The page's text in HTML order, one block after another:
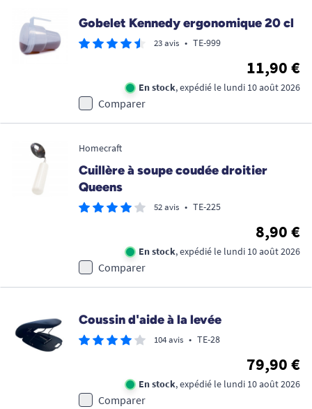
Gobelet Kennedy ergonomique 20 cl
23 avis • TE-999
11,90 €
En stock, expédié le lundi 10 août 2026
Comparer
Homecraft
Cuillère à soupe coudée droitier
Queens
52 avis • TE-225
8,90 €
En stock, expédié le lundi 10 août 2026
Comparer
Coussin d'aide à la levée
104 avis • TE-28
79,90 €
En stock, expédié le lundi 10 août 2026
Comparer